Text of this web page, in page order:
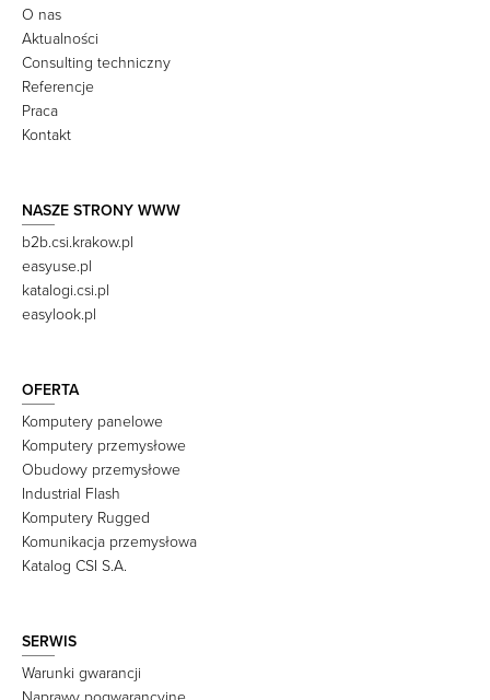
O nas
Aktualności
Consulting techniczny
Referencje
Praca
Kontakt
NASZE STRONY WWW
b2b.csi.krakow.pl
easyuse.pl
katalogi.csi.pl
easylook.pl
OFERTA
Komputery panelowe
Komputery przemysłowe
Obudowy przemysłowe
Industrial Flash
Komputery Rugged
Komunikacja przemysłowa
Katalog CSI S.A.
SERWIS
Warunki gwarancji